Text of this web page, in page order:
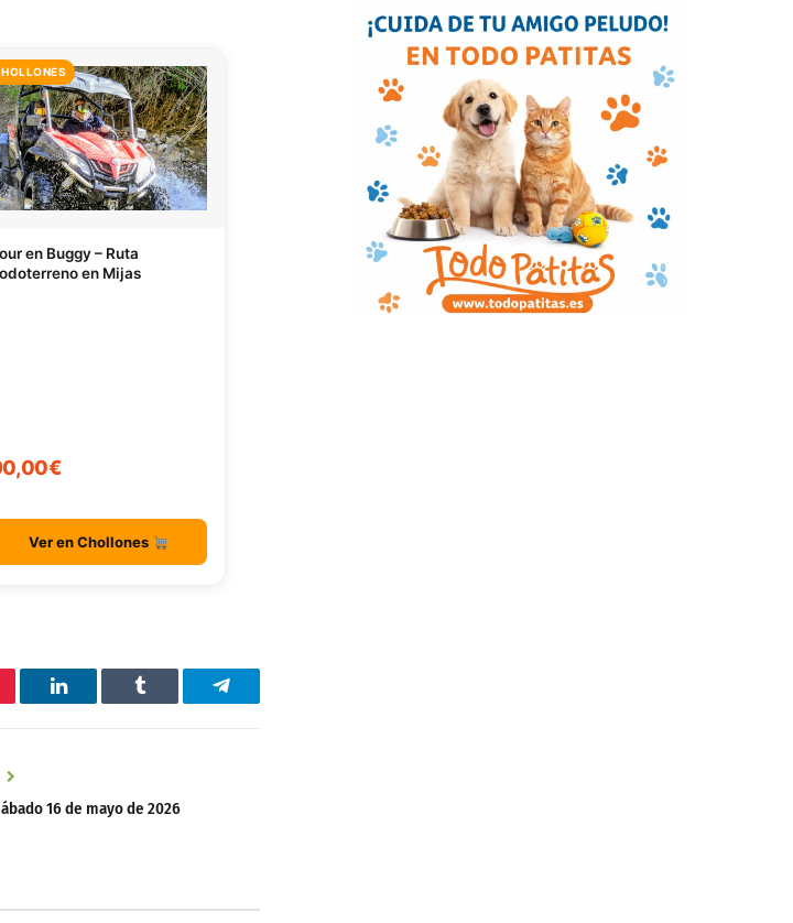
en Buggy – Ruta
en Mijas
Ver en Chollones
LinkedIn Tumblr Telegram
16 de mayo de 2026